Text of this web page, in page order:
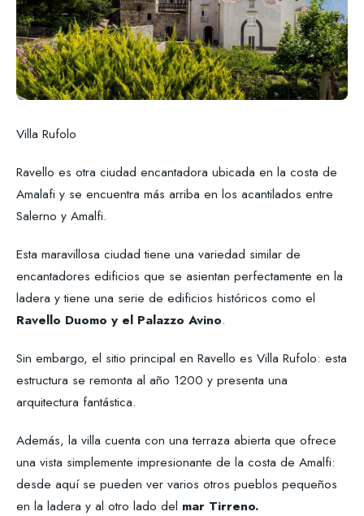
Villa Rufolo
Ravello es otra ciudad encantadora ubicada en la costa de
Amalafi y se encuentra más arriba en los acantilados entre
Salerno y Amalfi.
Esta maravillosa ciudad tiene una variedad similar de
encantadores edificios que se asientan perfectamente en la
ladera y tiene una serie de edificios históricos como el
Ravello Duomo y el Palazzo Avino.
Sin embargo, el sitio principal en Ravello es Villa Rufolo: esta
estructura se remonta al año 1200 y presenta una
arquitectura fantástica.
Además, la villa cuenta con una terraza abierta que ofrece
una vista simplemente impresionante de la costa de Amalfi:
desde aquí se pueden ver varios otros pueblos pequeños
en la ladera y al otro lado del mar Tirreno.